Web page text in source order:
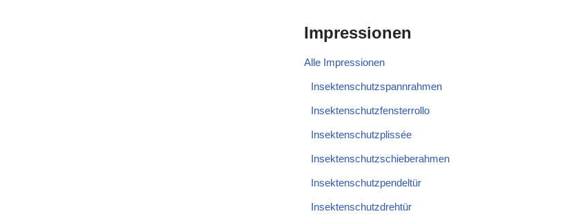
Impressionen
Alle Impressionen
Insektenschutzspannrahmen
Insektenschutzfensterrollo
Insektenschutzplissée
Insektenschutzschieberahmen
Insektenschutzpendeltür
Insektenschutzdrehtür